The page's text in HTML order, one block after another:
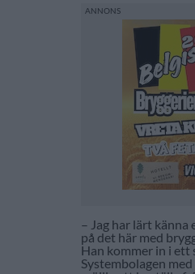
– Jag har lärt känna
på det här med
Han kommer in i ett
Systembolagen